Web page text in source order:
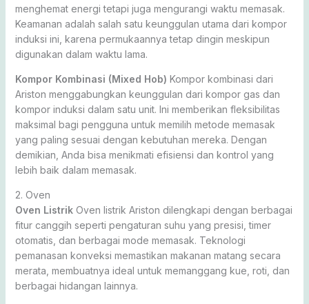
menghemat energi tetapi juga mengurangi waktu memasak.
Keamanan adalah salah satu keunggulan utama dari kompor
induksi ini, karena permukaannya tetap dingin meskipun
digunakan dalam waktu lama.
Kompor Kombinasi (Mixed Hob) Kompor kombinasi dari
Ariston menggabungkan keunggulan dari kompor gas dan
kompor induksi dalam satu unit. Ini memberikan fleksibilitas
maksimal bagi pengguna untuk memilih metode memasak
yang paling sesuai dengan kebutuhan mereka. Dengan
demikian, Anda bisa menikmati efisiensi dan kontrol yang
lebih baik dalam memasak.
2. Oven
Oven ListrikOven listrik Ariston dilengkapi dengan berbagai
fitur canggih seperti pengaturan suhu yang presisi, timer
otomatis, dan berbagai mode memasak. Teknologi
pemanasan konveksi memastikan makanan matang secara
merata, membuatnya ideal untuk memanggang kue, roti, dan
berbagai hidangan lainnya.